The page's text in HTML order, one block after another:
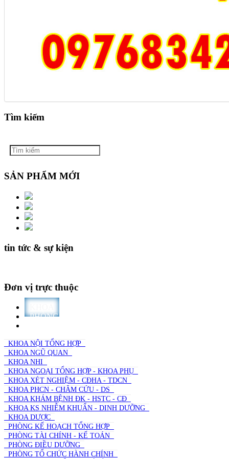
Tìm kiếm
SẢN PHẨM MỚI
tin tức & sự kiện
Đơn vị trực thuộc
PHÒNG
KHOA NỘI TỔNG HỢP
KHOA NGŨ QUAN
KHOA NHI
KHOA NGOẠI TỔNG HỢP - KHOA PHỤ
KHOA XÉT NGHIỆM - CĐHA - TDCN
KHOA PHCN - CHÂM CỨU - DS
KHOA KHÁM BỆNH ĐK - HSTC - CĐ
KHOA KS NHIỄM KHUẨN - DINH DƯỠNG
KHOA DƯỢC
PHÒNG KẾ HOẠCH TỔNG HỢP
PHÒNG TÀI CHÍNH - KẾ TOÁN
PHÒNG ĐIỀU DƯỠNG
PHÒNG TỔ CHỨC HÀNH CHÍNH